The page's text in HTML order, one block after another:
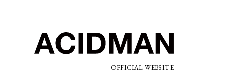
OFFICIAL WEBSITE